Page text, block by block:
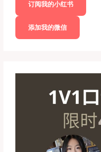
订阅我的小红书
添加我的微信